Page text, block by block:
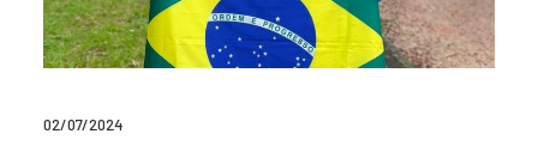
02/07/2024